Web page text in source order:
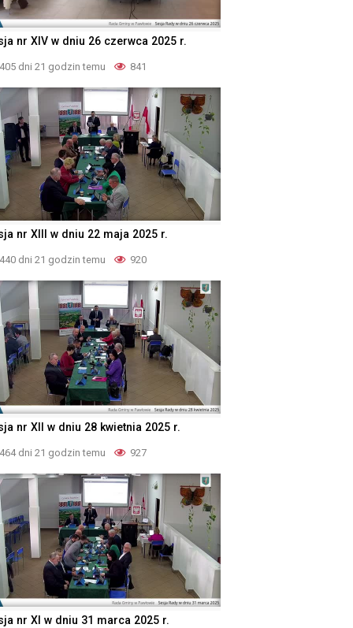
nr XIV w dniu 26 czerwca 2025 r.
405 dni 21 godzin temu 841
nr XIII w dniu 22 maja 2025 r.
440 dni 21 godzin temu 920
nr XII w dniu 28 kwietnia 2025 r.
464 dni 21 godzin temu 927
nr XI w dniu 31 marca 2025 r.